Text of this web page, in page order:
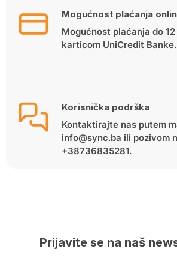
Mogućnost plaćanja
Mogućnost plaćanja do
karticom UniCredit Banke.
Korisnička podrška
Kontaktirajte nas putem
info@sync.ba ili pozivom
+38736835281.
Prijavite se na naš